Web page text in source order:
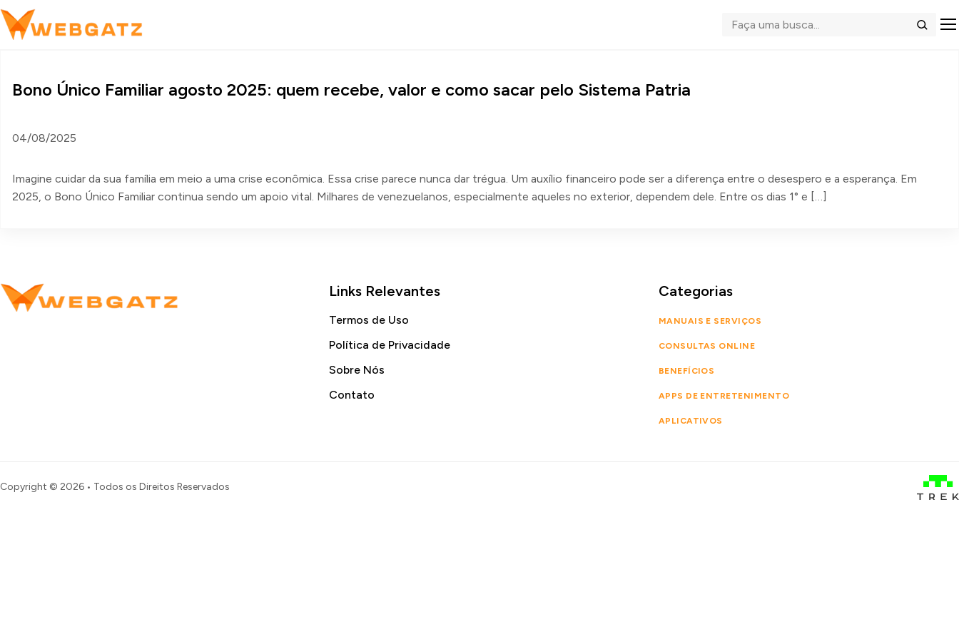
Buscar
Bono Único Familiar agosto 2025: quem recebe, valor e como sacar pelo Sistema Patria
04/08/2025
Imagine cuidar da sua família em meio a uma crise econômica. Essa crise parece nunca dar trégua. Um auxílio financeiro pode ser a diferença entre o desespero e a esperança. Em
2025, o Bono Único Familiar continua sendo um apoio vital. Milhares de venezuelanos, especialmente aqueles no exterior, dependem dele. Entre os dias 1° e […]
Links Relevantes
Termos de Uso
Política de Privacidade
Sobre Nós
Contato
Categorias
MANUAIS E SERVIÇOS
CONSULTAS ONLINE
BENEFÍCIOS
APPS DE ENTRETENIMENTO
APLICATIVOS
Copyright © 2026 • Todos os Direitos Reservados